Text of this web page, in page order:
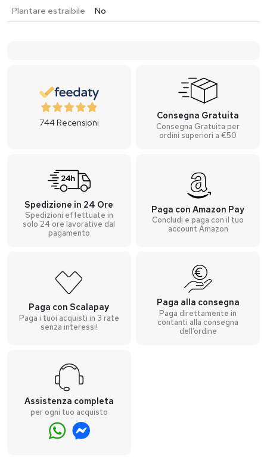
Plantare estraibile
No
744Recensioni
Consegna Gratuita
Consegna Gratuita per
ordini superiori a €50
Spedizione in 24 Ore
Spedizioni effettuate in
solo 24 ore lavorative dal
pagamento
Paga con Amazon Pay
Concludi e paga con il tuo
account Amazon
Paga con Scalapay
Paga i tuoi acquisti in 3 rate
senza interessi!
Paga alla consegna
Paga direttamente in
contanti alla consegna
dell’ordine
Assistenza completa
per ogni tuo acquisto